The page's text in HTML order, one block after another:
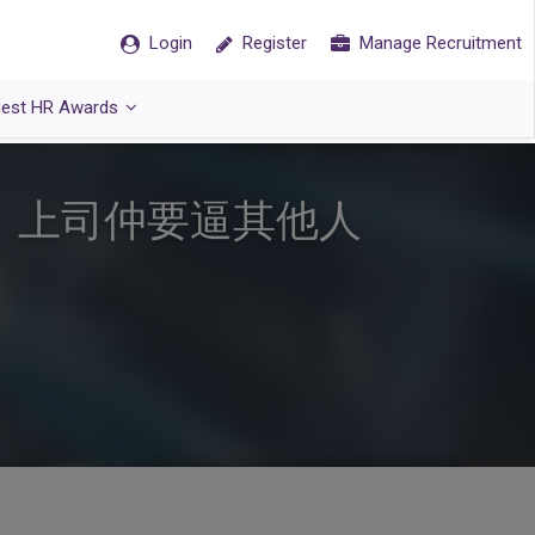
Login Register Manage Recruitment
HR Awards
上司仲要逼其他人